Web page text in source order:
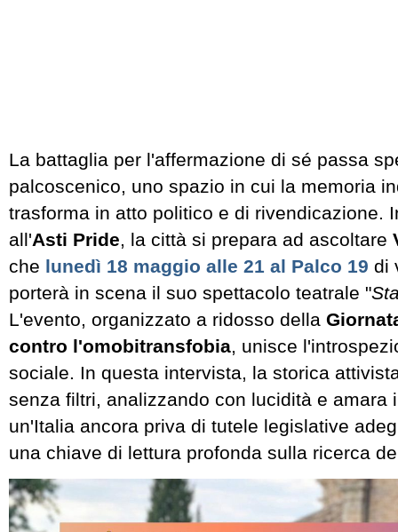
La battaglia per l'affermazione di sé passa
palcoscenico, uno spazio in cui la memoria
trasforma in atto politico e di rivendicazione.
all'Asti Pride, la città si prepara ad ascoltare
che lunedì 18 maggio alle 21 al Palco 19 di
porterà in scena il suo spettacolo teatrale "
L'evento, organizzato a ridosso della
contro l'omobitransfobia, unisce
sociale. In questa intervista, la storica
senza filtri, analizzando con lucidità e amara
un'Italia ancora priva di tutele legislative
una chiave di lettura profonda sulla ricerca